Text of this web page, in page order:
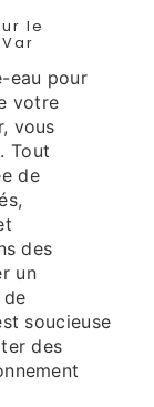
le
eau pour
votre
vous
Tout
de
des
un
soucieuse
des